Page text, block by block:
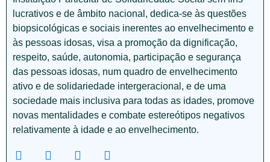
lucrativos e de âmbito nacional, dedica-se às questões
biopsicológicas e sociais inerentes ao envelhecimento e
às pessoas idosas, visa a promoção da dignificação,
respeito, saúde, autonomia, participação e segurança
das pessoas idosas, num quadro de envelhecimento
ativo e de solidariedade intergeracional, e de uma
sociedade mais inclusiva para todas as idades, promove
novas mentalidades e combate estereótipos negativos
relativamente à idade e ao envelhecimento.